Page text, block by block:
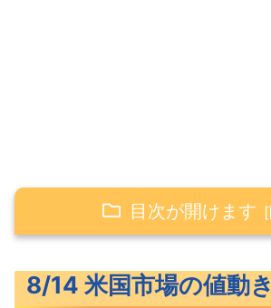
目次が開けます
米主要3指数
8/14 米国市場の値動き